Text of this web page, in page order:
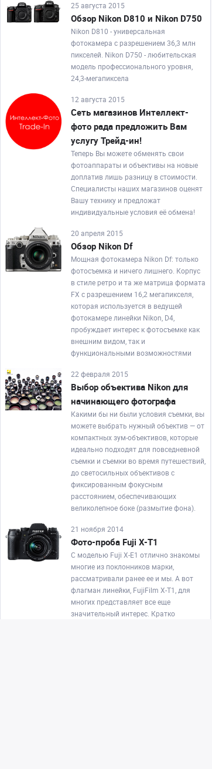
25 августа 2015
Обзор Nikon D810 и Nikon D750
Nikon D810 - универсальная
фотокамера с разрешением 36,3 млн
пикселей. Nikon D750 - любительская
модель профессионального уровня,
24,3-мегапиксела
12 августа 2015
Сеть магазинов Интеллект-
фото рада предложить Вам
услугу Трейд-ин!
Теперь Вы можете обменять свои
фотоаппараты и объективы на новые
доплатив лишь разницу в стоимости.
Специалисты наших магазинов оценят
Вашу технику и предложат
индивидуальные условия её обмена!
20 апреля 2015
Обзор Nikon Df
Мощная фотокамера Nikon Df: только
фотосъемка и ничего лишнего. Корпус
в стиле ретро и та же матрица формата
FX с разрешением 16,2 мегапикселя,
которая используется в ведущей
фотокамере линейки Nikon, D4,
пробуждает интерес к фотосъемке как
внешним видом, так и
функциональными возможностями
22 февраля 2015
Выбор объектива Nikon для
начинающего фотографа
Какими бы ни были условия съемки, вы
можете выбрать нужный объектив — от
компактных зум-объективов, которые
идеально подходят для повседневной
съемки и съемки во время путешествий,
до светосильных объективов с
фиксированным фокусным
расстоянием, обеспечивающих
великолепное боке (размытие фона).
21 ноября 2014
Фото-проба Fuji X-T1
С моделью Fuji X-E1 отлично знакомы
многие из поклонников марки,
рассматривали ранее ее и мы. А вот
флагман линейки, FujiFilm X-T1, для
многих представляет все еще
значительный интерес. Кратко